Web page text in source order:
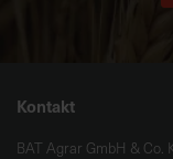
Kontakt
BAT Agrar GmbH & Co.